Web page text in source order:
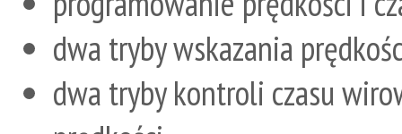
dwa tryby wskazania
dwa tryby kontroli czasu